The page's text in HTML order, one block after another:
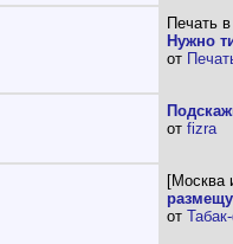
Печать
Нужно
от
от fizra
[Москва
размещу
от